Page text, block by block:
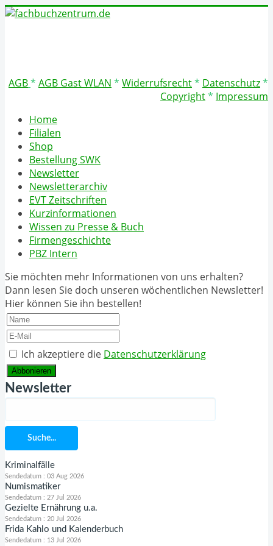
AGB* AGB Gast WLAN * Widerrufsrecht* Datenschutz*
Copyright* Impressum
Home
Filialen
Shop
Bestellung SWK
Newsletter
Newsletterarchiv
EVT Zeitschriften
Kurzinformationen
Wissen zu Presse & Buch
Firmengeschichte
PBZ Intern
Sie möchten mehr Informationen von uns erhalten?
Dann lesen Sie doch unseren wöchentlichen Newsletter!
Hier können Sie ihn bestellen!
Ich akzeptiere die Datenschutzerklärung
Abbonieren
Newsletter
Suche...
Kriminalfälle
Sendedatum : 03 Aug 2026
Numismatiker
Sendedatum : 27 Jul 2026
Gezielte Ernährung u.a.
Sendedatum : 20 Jul 2026
Frida Kahlo und Kalenderbuch
Sendedatum : 13 Jul 2026